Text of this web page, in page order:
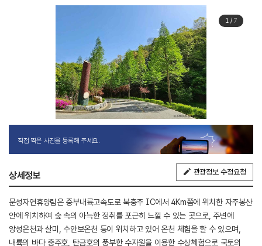
1/ 7
직접 찍은 사진을 등록해 주세요.
상세정보 관광정보 수정요청
문성자연휴양림은 중부내륙고속도로 북충주 IC에서 4Km쯤에 위치한 자주봉산
안에 위치하여 숲 속의 아늑한 정취를 포근히 느낄 수 있는 곳으로, 주변에
앙성온천과 살미, 수안보온천 등이 위치하고 있어 온천 체험을 할 수 있으며,
내륙의 바다 충주호, 탄금호의 풍부한 수자원을 이용한 수상체험으로 국토의